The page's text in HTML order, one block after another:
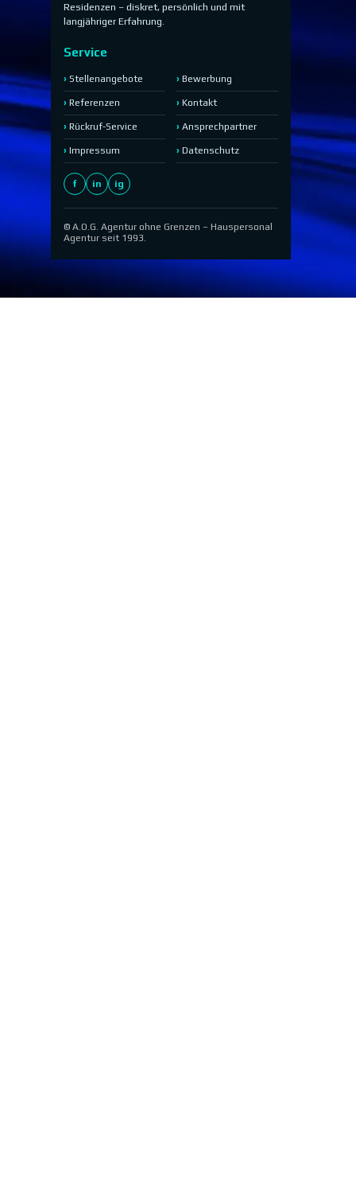
Residenzen – diskret, persönlich und mit
langjähriger Erfahrung.
Service
Stellenangebote Bewerbung
Referenzen Kontakt
Rückruf-Service Ansprechpartner
Impressum Datenschutz
f in ig
© A.O.G. Agentur ohne Grenzen – Hauspersonal
Agentur seit 1993.